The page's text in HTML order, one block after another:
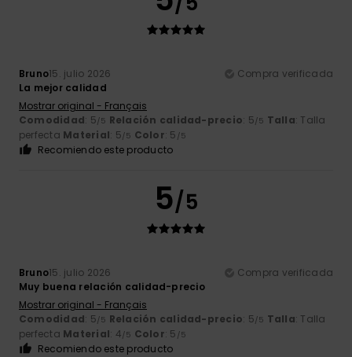
Bruno15. julio 2026
Compra verificada
La mejor calidad
Mostrar original - Français
Comodidad: 5/5 Relación calidad-precio: 5/5 Talla: Talla
perfecta Material: 5/5 Color: 5 /5
Recomiendo este producto
5/5
Bruno15. julio 2026
Compra verificada
Muy buena relación calidad-precio
Mostrar original - Français
Comodidad: 5/5 Relación calidad-precio: 5/5 Talla: Talla
perfecta Material: 4/5 Color: 5 /5
Recomiendo este producto